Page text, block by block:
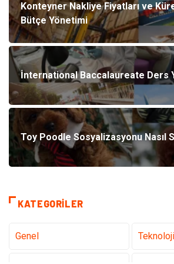
Konteyner Nakliye Fiyatları ve
Bütçe Yönetimi
İnternational Baccalaureate Ders
Toy Poodle Sosyalizasyonu Nasıl
KATEGORILER
Genel